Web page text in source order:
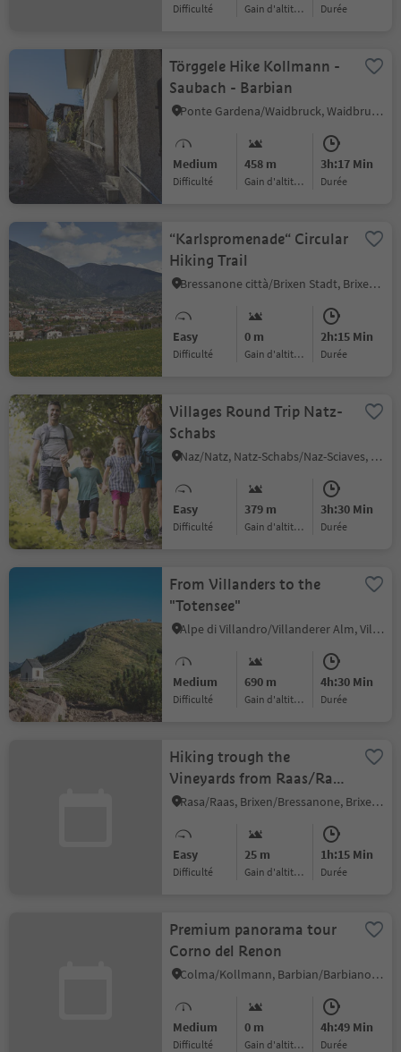
Difficulté Gain d'altitude durée
Törggele Hike Kollmann -
Saubach - Barbian
Ponte Gardena/Waidbruck, Waidbruck/Ponte Gardena, Brixen/Bressanone and environs
Medium
Difficulté
458 m
Gain d'altitude
3h:17 Min
durée
“Karlspromenade“ Circular
Hiking Trail
Bressanone città/Brixen Stadt, Brixen/Bressanone, Brixen/Bressanone and environs
Easy
Difficulté
0 m
Gain d'altitude
2h:15 Min
durée
Villages Round Trip Natz-
Schabs
Naz/Natz, Natz-Schabs/Naz-Sciaves, Brixen/Bressanone and environs
Easy
Difficulté
379 m
Gain d'altitude
3h:30 Min
durée
From Villanders to the
"Totensee"
Alpe di Villandro/Villanderer Alm, Villanders/Villandro, Brixen/Bressanone and environs
Medium
Difficulté
690 m
Gain d'altitude
4h:30 Min
durée
Hiking trough the
Vineyards from Raas/Rasa
to Brixen/Bressanone
Rasa/Raas, Brixen/Bressanone, Brixen/Bressanone and environs
Easy
Difficulté
25 m
Gain d'altitude
1h:15 Min
durée
Premium panorama tour
Corno del Renon
Colma/Kollmann, Barbian/Barbiano, Brixen/Bressanone and environs
Medium
Difficulté
0 m
Gain d'altitude
4h:49 Min
durée